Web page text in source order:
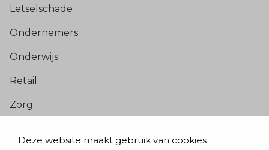
Deze website maakt gebruik van cookies
Letselschade
Ondernemers
Onderwijs
Retail
Zorg